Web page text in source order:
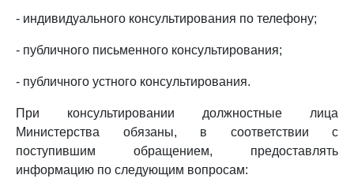
- индивидуального консультирования по телефону;
- публичного письменного консультирования;
- публичного устного консультирования.
При консультировании должностные лица
Министерства обязаны, в соответствии с
поступившим обращением, предоставлять
информацию по следующим вопросам: